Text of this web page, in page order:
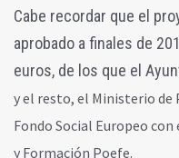
Cabe recordar que el
aprobado a finales de
euros, de los que el
y el resto, el Ministerio
Fondo Social Europeo
y Formación Poefe.